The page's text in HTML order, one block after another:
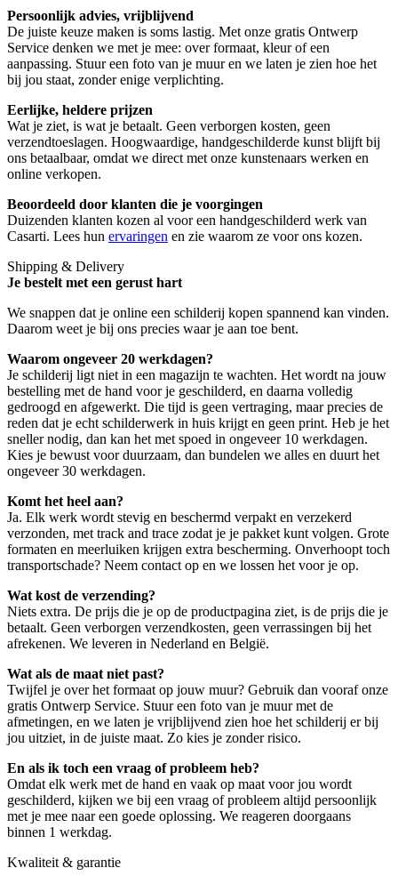
Persoonlijk advies, vrijblijvend
De juiste keuze maken is soms lastig. Met onze gratis Ontwerp
Service denken we met je mee: over formaat, kleur of een
aanpassing. Stuur een foto van je muur en we laten je zien hoe het
bij jou staat, zonder enige verplichting.
Eerlijke, heldere prijzen
Wat je ziet, is wat je betaalt. Geen verborgen kosten, geen
verzendtoeslagen. Hoogwaardige, handgeschilderde kunst blijft bij
ons betaalbaar, omdat we direct met onze kunstenaars werken en
online verkopen.
Beoordeeld door klanten die je voorgingen
Duizenden klanten kozen al voor een handgeschilderd werk van
Casarti. Lees hun ervaringen en zie waarom ze voor ons kozen.
Shipping & Delivery
Je bestelt met een gerust hart
We snappen dat je online een schilderij kopen spannend kan vinden.
Daarom weet je bij ons precies waar je aan toe bent.
Waarom ongeveer 20 werkdagen?
Je schilderij ligt niet in een magazijn te wachten. Het wordt na jouw
bestelling met de hand voor je geschilderd, en daarna volledig
gedroogd en afgewerkt. Die tijd is geen vertraging, maar precies de
reden dat je echt schilderwerk in huis krijgt en geen print. Heb je het
sneller nodig, dan kan het met spoed in ongeveer 10 werkdagen.
Kies je bewust voor duurzaam, dan bundelen we alles en duurt het
ongeveer 30 werkdagen.
Komt het heel aan?
Ja. Elk werk wordt stevig en beschermd verpakt en verzekerd
verzonden, met track and trace zodat je je pakket kunt volgen. Grote
formaten en meerluiken krijgen extra bescherming. Onverhoopt toch
transportschade? Neem contact op en we lossen het voor je op.
Wat kost de verzending?
Niets extra. De prijs die je op de productpagina ziet, is de prijs die je
betaalt. Geen verborgen verzendkosten, geen verrassingen bij het
afrekenen. We leveren in Nederland en België.
Wat als de maat niet past?
Twijfel je over het formaat op jouw muur? Gebruik dan vooraf onze
gratis Ontwerp Service. Stuur een foto van je muur met de
afmetingen, en we laten je vrijblijvend zien hoe het schilderij er bij
jou uitziet, in de juiste maat. Zo kies je zonder risico.
En als ik toch een vraag of probleem heb?
Omdat elk werk met de hand en vaak op maat voor jou wordt
geschilderd, kijken we bij een vraag of probleem altijd persoonlijk
met je mee naar een goede oplossing. We reageren doorgaans
binnen 1 werkdag.
Kwaliteit & garantie